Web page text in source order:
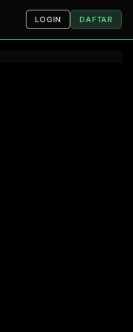
LOGIN DAFTAR